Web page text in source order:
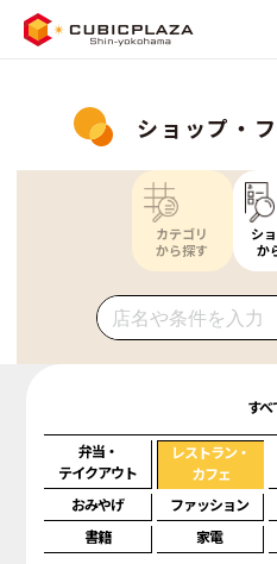
ショップ・
カテゴリ
から探す
シ
か
すべ
弁当・
テイクアウト
レストラン・
カフェ
おみやげ ファッション
書籍
家電